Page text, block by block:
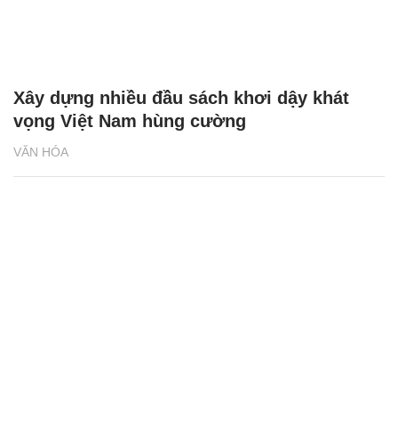
VĂN HÓA
Xây dựng nhiều đầu sách khơi dậy khát
vọng Việt Nam hùng cường